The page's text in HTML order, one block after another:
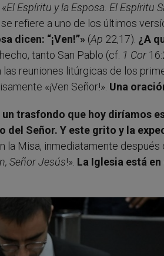
El Espíritu y la Esposa. El Espíritu
refiere a uno de los últimos
dicen: “¡Ven!”» (Ap 22,17). ¿A
tanto San Pablo (cf. 1 Cor
reuniones litúrgicas de los
«¡Ven Señor!». Una
trasfondo que hoy diríamos
Señor. Y este grito y la
la Misa, inmediatamente después
Señor Jesús!». La Iglesia está en